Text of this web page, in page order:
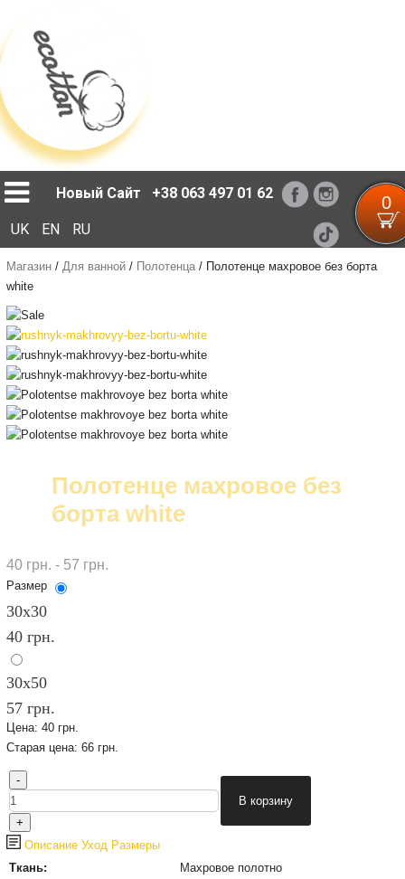
Новый Сайт +38 063 497 01 62 0
UK EN RU
Магазин/ Для ванной/ Полотенца/ Полотенце махровое без борта
white
Полотенце махровое без
борта white
40 грн. - 57 грн.
Размер
30х30
40 грн.
30х50
57 грн.
Цена: 40 грн.
Старая цена: 66 грн.
Описание Уход Размеры
Ткань:
Махровое полотно